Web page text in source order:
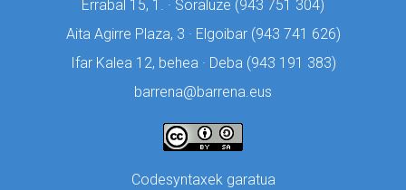
Errabal 15, 1. · Soraluze (943 751 304)
Aita Agirre Plaza, 3 · Elgoibar (943 741 626)
Ifar Kalea 12, behea · Deba (943 191 383)
barrena@barrena.eus
Codesyntaxek garatua